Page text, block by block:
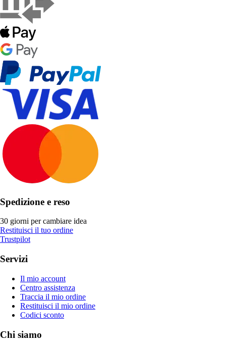
Spedizione e reso
30 giorni per cambiare idea
Restituisci il tuo ordine
Trustpilot
Servizi
Il mio account
Centro assistenza
Traccia il mio ordine
Restituisci il mio ordine
Codici sconto
Chi siamo